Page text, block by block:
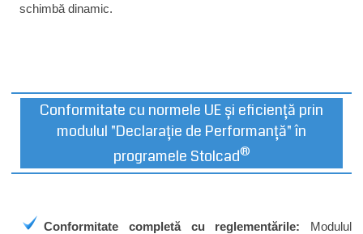
schimbă dinamic.
Conformitate cu normele UE și eficiență prin
modulul "Declarație de Performanță" în
programele Stolcad®
Conformitate completă cu reglementările: Modulul